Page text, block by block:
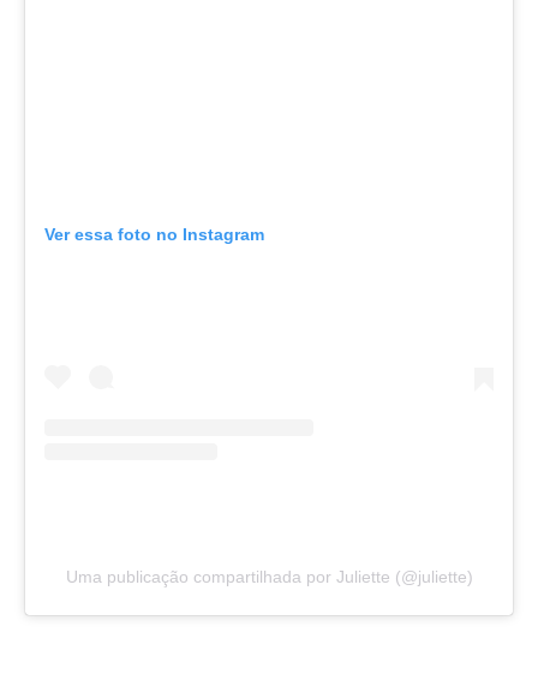
Ver essa foto no Instagram
Uma publicação compartilhada por Juliette (@juliette)